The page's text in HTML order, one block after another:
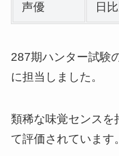
声優 日
287期ハンター試験
に担当しました。
類稀な味覚センスを
て評価されています。